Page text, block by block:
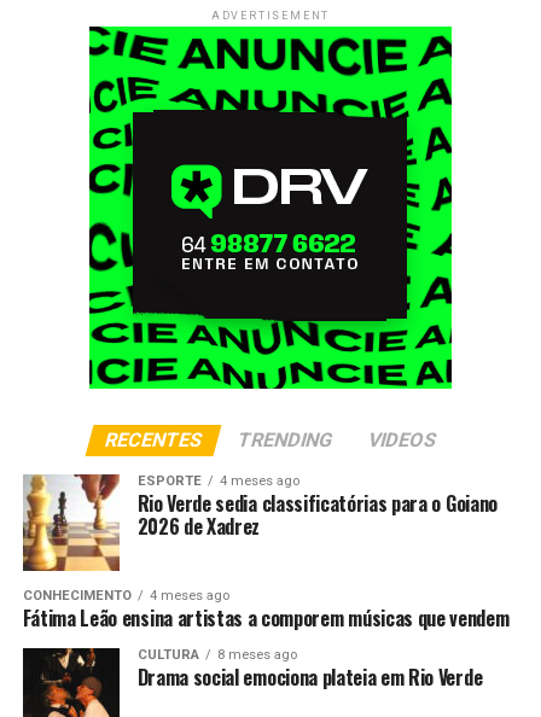
ADVERTISEMENT
RECENTES TRENDING VIDEOS
ESPORTE 4 meses ago
Rio Verde sedia classificatórias para o Goiano
2026 de Xadrez
CONHECIMENTO 4 meses ago
Fátima Leão ensina artistas a comporem músicas que vendem
CULTURA 8 meses ago
Drama social emociona plateia em Rio Verde